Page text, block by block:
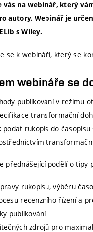
vás na webinář, který
autory. Webinář je
s Wiley.
se k webináři, který se
webináře se
publikování v režimu
transformační
podat rukopis do
přednášející podělí o tipy
rukopisu, výběru
recenzního řízení a
publikování
zdrojů pro